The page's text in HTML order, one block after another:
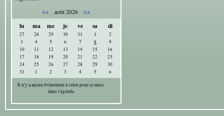
<< août 2026
>>
lu
ma me je ve sa di
27 28 29 30 31 1
2
3
4 5 6 7 8
9
10
11 12 13 14 15
16
17
18 19 20 21 22
23
24
25 26 27 28 29
30
31
1 2 3 4 5
6
Il n'y a aucun évènement à venir pour ce mois
dans l'agenda